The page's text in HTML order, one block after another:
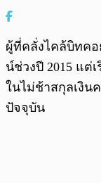
ผู้ที่คลั่งไคล้บิทคอ
น์ช่วงปี 2015 แต่
ในไม่ช้าสกุลเงิน
ปัจจุบัน